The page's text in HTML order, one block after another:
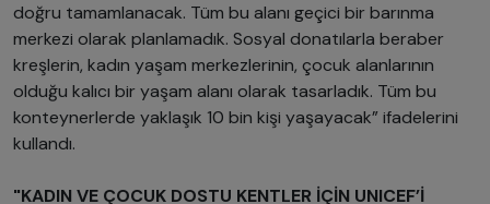
doğru tamamlanacak. Tüm bu alanı geçici bir barınma
merkezi olarak planlamadık. Sosyal donatılarla beraber
kreşlerin, kadın yaşam merkezlerinin, çocuk alanlarının
olduğu kalıcı bir yaşam alanı olarak tasarladık. Tüm bu
konteynerlerde yaklaşık 10 bin kişi yaşayacak” ifadelerini
kullandı.
"KADIN VE ÇOCUK DOSTU KENTLER İÇİN UNICEF’İ